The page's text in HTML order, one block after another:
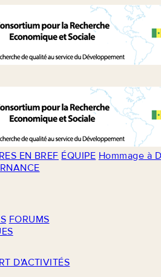
EN BREF ÉQUIPE Hommage à
FORUMS
D'ACTIVITÉS